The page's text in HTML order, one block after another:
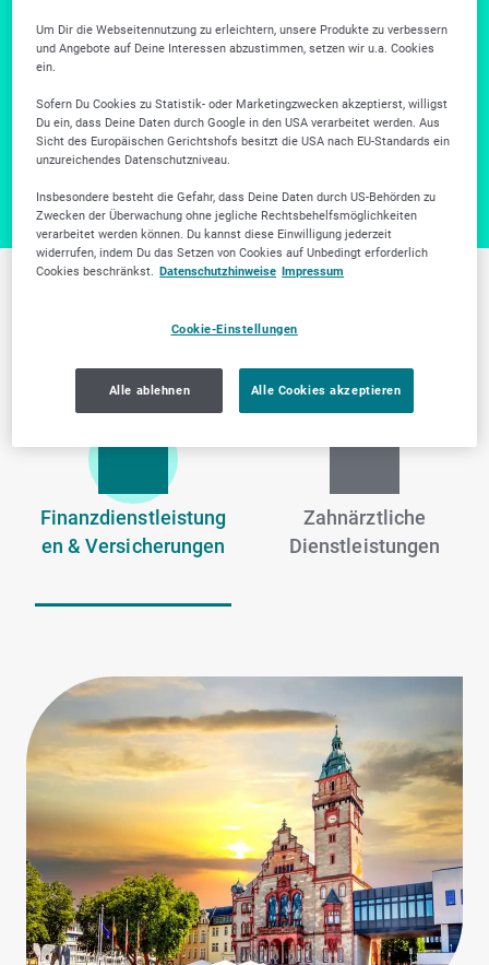
Du findest nicht
wonach du suchst?
Weitere Unternehmen gibt es in unserer Firmensuche.
Zur Firmensuche
Weitere Branchen in
Mönchengladbach
Finanzdienstleistung
en & Versicherungen
Zahnärztliche
Dienstleistungen
Um Dir die Webseitennutzung zu erleichtern, unsere Produkte zu verbessern
und Angebote auf Deine Interessen abzustimmen, setzen wir u.a. Cookies
ein.
Sofern Du Cookies zu Statistik- oder Marketingzwecken akzeptierst, willigst
Du ein, dass Deine Daten durch Google in den USA verarbeitet werden. Aus
Sicht des Europäischen Gerichtshofs besitzt die USA nach EU-Standards ein
unzureichendes Datenschutzniveau.
Insbesondere besteht die Gefahr, dass Deine Daten durch US-Behörden zu
Zwecken der Überwachung ohne jegliche Rechtsbehelfsmöglichkeiten
verarbeitet werden können. Du kannst diese Einwilligung jederzeit
widerrufen, indem Du das Setzen von Cookies auf Unbedingt erforderlich
Cookies beschränkst. Datenschutzhinweise Impressum
Cookie-Einstellungen
Alle ablehnen Alle Cookies akzeptieren